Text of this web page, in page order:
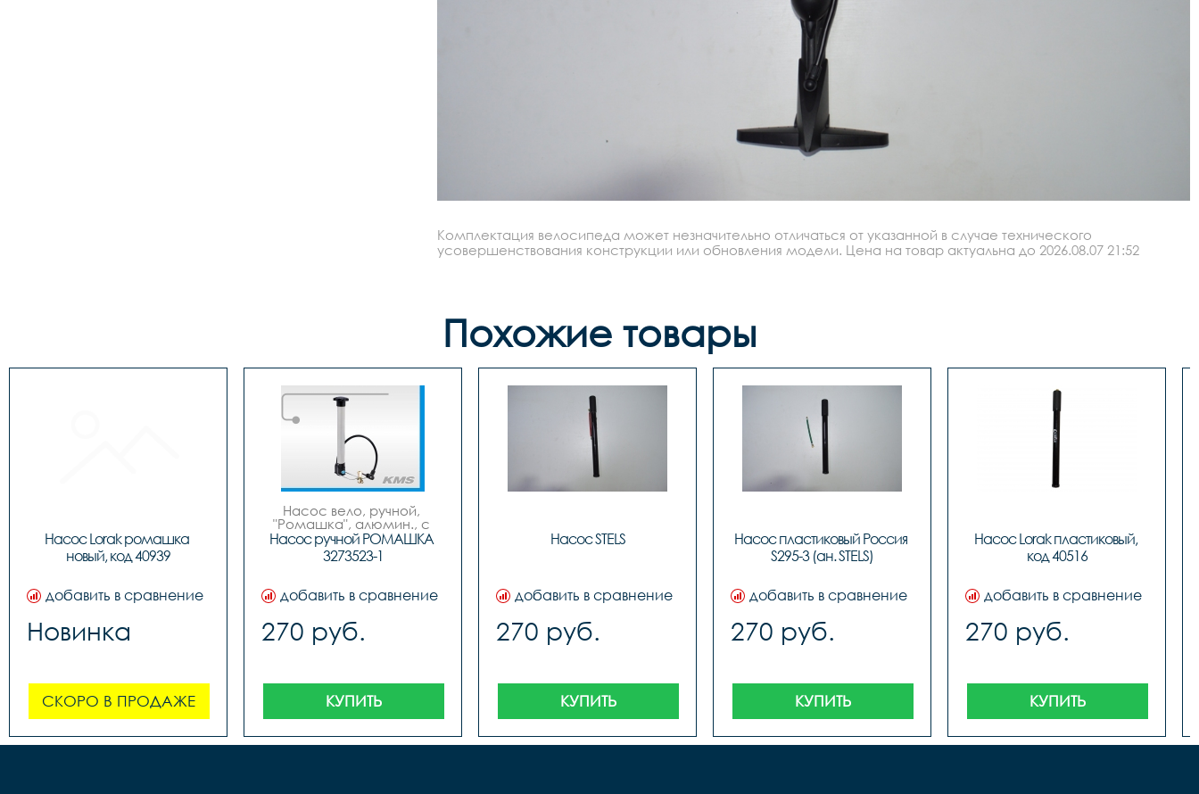
Комплектация велосипеда может незначительно отличаться от указанной в случае технического
усовершенствования конструкции или обновления модели. Цена на товар актуальна до 2026.08.07 21:52
Похожие товары
Насос Lorak ромашка
новый, код 40939
добавить в сравнение
Новинка
СКОРО В ПРОДАЖЕ
Насос вело, ручной,
"Ромашка", алюмин., с
обратным толстым
штоком, шланг с
наконечником
Насос ручной РОМАШКА
3273523-1
добавить в сравнение
270 руб.
КУПИТЬ
Насос STELS
добавить в сравнение
270 руб.
КУПИТЬ
Насос пластиковый Россия
S295-3 (ан. STELS)
добавить в сравнение
270 руб.
КУПИТЬ
Насос Lorak пластиковый,
код 40516
добавить в сравнение
270 руб.
КУПИТЬ